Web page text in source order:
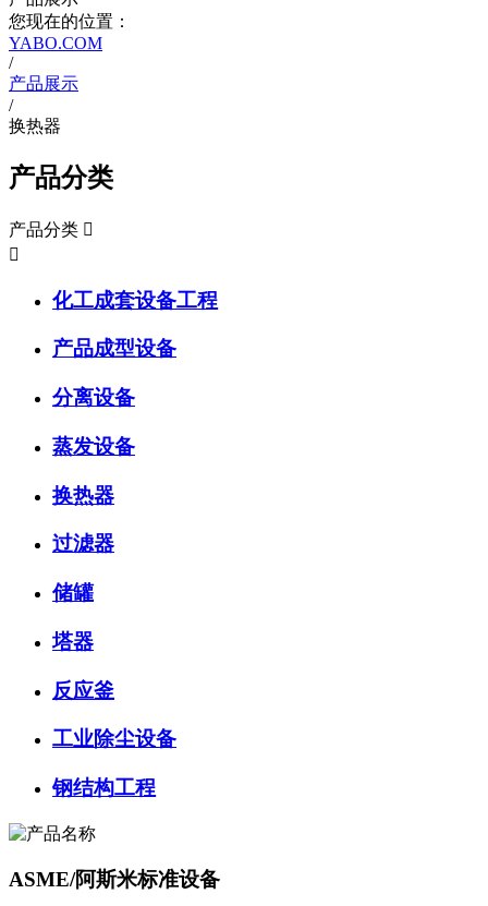
您现在的位置：
YABO.COM
/
产品展示
/
换热器
产品分类
产品分类 

化工成套设备工程
产品成型设备
分离设备
蒸发设备
换热器
过滤器
储罐
塔器
反应釜
工业除尘设备
钢结构工程
ASME/阿斯米标准设备